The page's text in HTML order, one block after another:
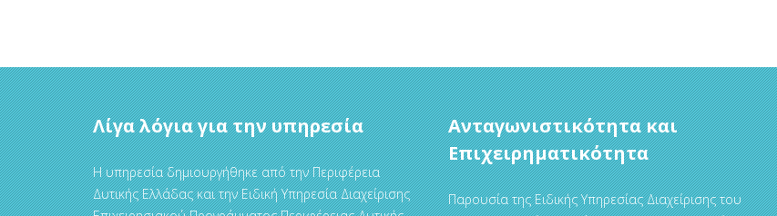
Λίγα λόγια για την υπηρεσία
Η υπηρεσία δημιουργήθηκε από την Περιφέρεια
Δυτικής Ελλάδας και την Ειδική Υπηρεσία Διαχείρισης
Ανταγωνιστικότητα και
Επιχειρηματικότητα
Παρουσία της Ειδικής Υπηρεσίας Διαχείρισης του